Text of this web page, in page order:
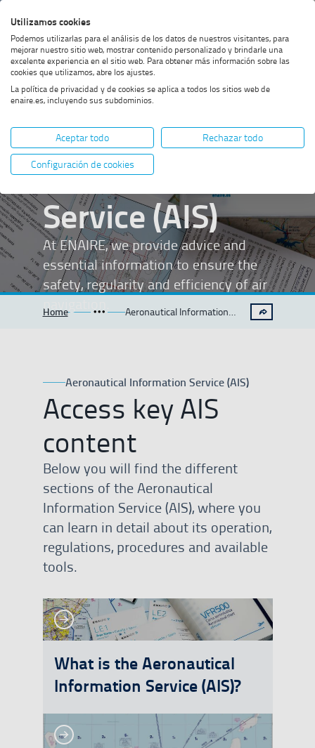
to
menu
to
content
to
footer
high
contrast
Aeronautical
Information
Service (AIS)
At ENAIRE, we provide advice and
essential information to ensure the
safety, regularity and efficiency of air
navigation.
Home SHOW BREADCRUMB TRAIL OPTIONS
Aeronautical Information
Aeronautical Information Service (AIS)
Access key AIS
content
Below you will find the different
sections of the Aeronautical
Information Service (AIS), where you
can learn in detail about its operation,
regulations, procedures and available
tools.
See moreSee more
What is the Aeronautical
Information Service (AIS)?
See moreSee more
Utilizamos cookies
Podemos utilizarlas para el análisis de los datos de nuestros visitantes, para
mejorar nuestro sitio web, mostrar contenido personalizado y brindarle una
excelente experiencia en el sitio web. Para obtener más información sobre las
cookies que utilizamos, abre los ajustes.
La política de privacidad y de cookies se aplica a todos los sitios web de
enaire.es, incluyendo sus subdominios.
Aceptar todo
Rechazar todo
Configuración de cookies